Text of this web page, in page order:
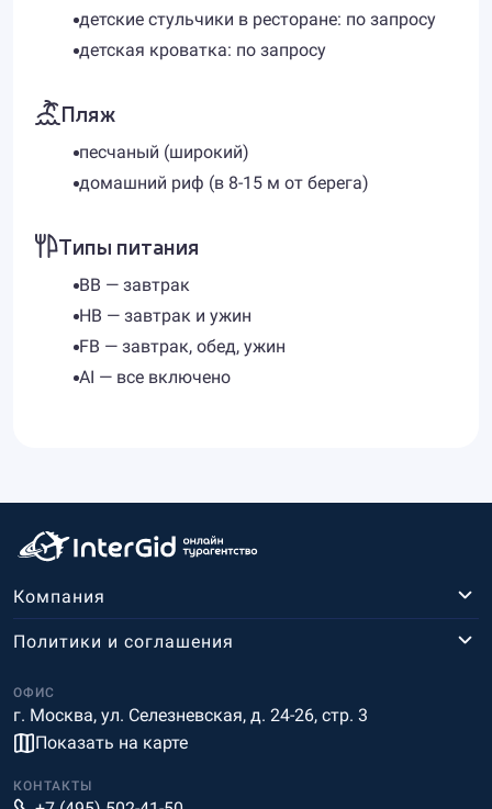
детские стульчики в ресторане: по запросу
детская кроватка: по запросу
Пляж
песчаный (широкий)
домашний риф (в 8-15 м от берега)
Типы питания
BB — завтрак
HB — завтрак и ужин
FB — завтрак, обед, ужин
AI — все включено
Компания
ОФИС
г. Москва, ул. Селезневская, д. 24-26, стр. 3
Показать на карте
Политики и соглашения
КОНТАКТЫ